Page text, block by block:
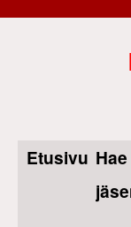
Skip
Etusivu Hae